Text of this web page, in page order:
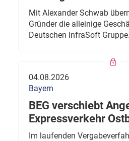
Mit Alexander Schwab
Gründer die alleinige
Deutschen InfraSoft Gruppe.
04.08.2026
Bayern
BEG verschiebt
Expressverkehr
Im laufenden